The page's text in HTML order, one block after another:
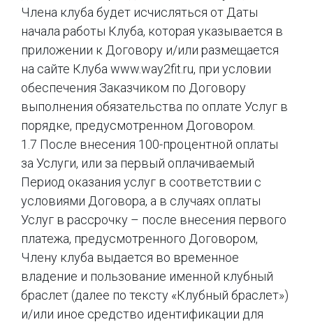
Члена клуба будет исчисляться от Даты
начала работы Клуба, которая указывается в
приложении к Договору и/или размещается
на сайте Клуба www.way2fit.ru, при условии
обеспечения Заказчиком по Договору
выполнения обязательства по оплате Услуг в
порядке, предусмотренном Договором.
1.7 После внесения 100-процентной оплаты
за Услуги, или за первый оплачиваемый
Период оказания услуг в соответствии с
условиями Договора, а в случаях оплаты
Услуг в рассрочку – после внесения первого
платежа, предусмотренного Договором,
Члену клуба выдается во временное
владение и пользование именной клубный
браслет (далее по тексту «Клубный браслет»)
и/или иное средство идентификации для